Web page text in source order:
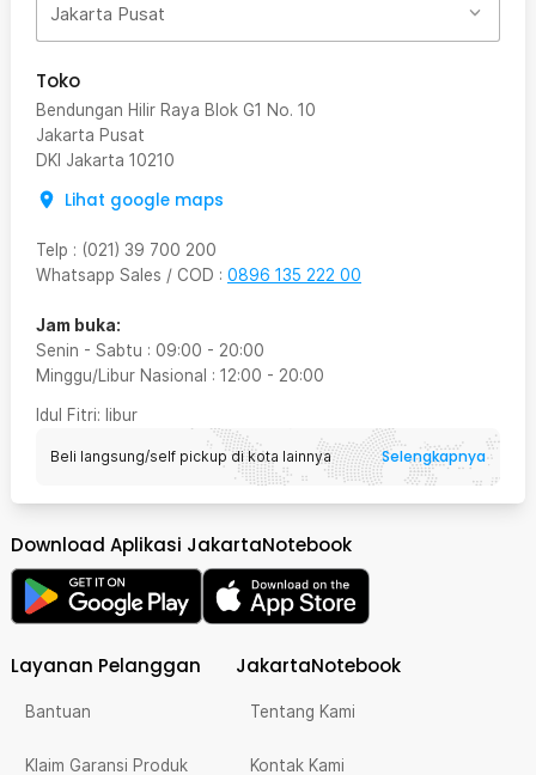
Jakarta Pusat
Toko
Bendungan Hilir Raya Blok G1 No. 10
Jakarta Pusat
DKI Jakarta 10210
Lihat google maps
Telp : (021) 39 700 200
Whatsapp Sales / COD : 0896 135 222 00
Jam buka:
Senin - Sabtu : 09:00 - 20:00
Minggu/Libur Nasional : 12:00 - 20:00
Idul Fitri: libur
Beli langsung/self pickup di kota lainnya Selengkapnya
Download Aplikasi JakartaNotebook
Layanan Pelanggan
Bantuan
Klaim Garansi Produk
JakartaNotebook
Tentang Kami
Kontak Kami